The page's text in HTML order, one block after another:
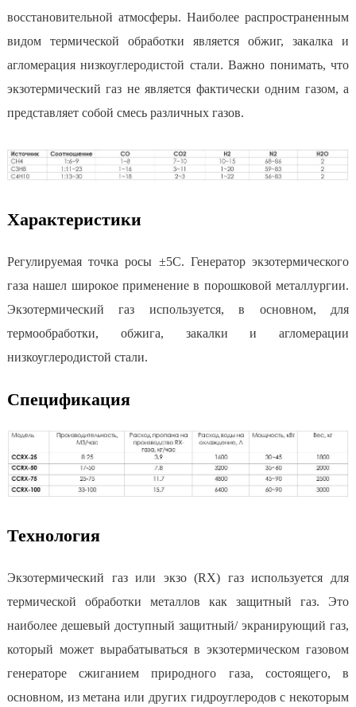
восстановительной атмосферы. Наиболее распространенным
видом термической обработки является обжиг, закалка и
агломерация низкоуглеродистой стали. Важно понимать, что
экзотермический газ не является фактически одним газом, а
представляет собой смесь различных газов.
Характеристики
Регулируемая точка росы ±5С. Генератор экзотермического
газа нашел широкое применение в порошковой металлургии.
Экзотермический газ используется, в основном, для
термообработки, обжига, закалки и агломерации
низкоуглеродистой стали.
Спецификация
Технология
Экзотермический газ или экзо (RX) газ используется для
термической обработки металлов как защитный газ. Это
наиболее дешевый доступный защитный/ экранирующий газ,
который может вырабатываться в экзотермическом газовом
генераторе сжиганием природного газа, состоящего, в
основном, из метана или других гидроуглеродов с некоторым